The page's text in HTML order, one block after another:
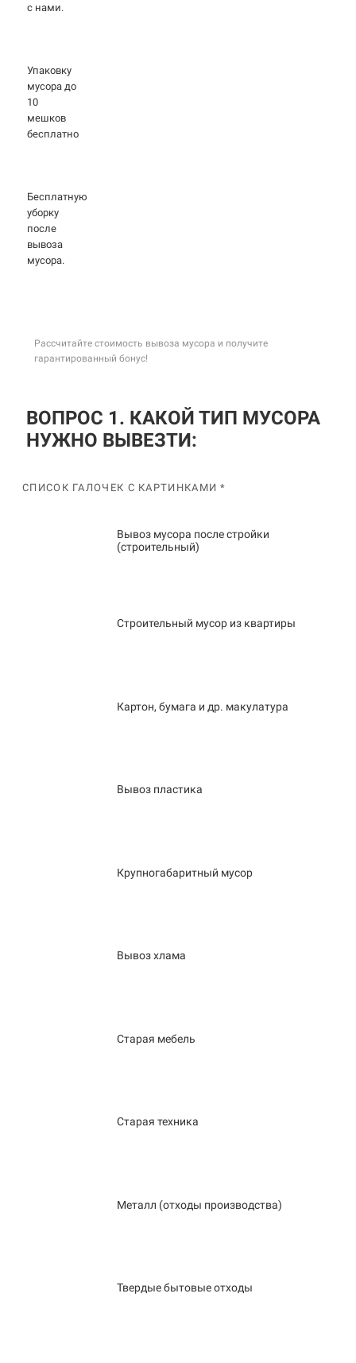
с нами.
Упаковку
мусора до
10
мешков
бесплатно
Бесплатную
уборку
после
вывоза
мусора.
Рассчитайте стоимость вывоза мусора и получите
гарантированный бонус!
ВОПРОС 1. КАКОЙ ТИП МУСОРА
НУЖНО ВЫВЕЗТИ:
СПИСОК ГАЛОЧЕК С КАРТИНКАМИ *
Вывоз мусора после стройки
(строительный)
Строительный мусор из квартиры
Картон, бумага и др. макулатура
Вывоз пластика
Крупногабаритный мусор
Вывоз хлама
Старая мебель
Старая техника
Металл (отходы производства)
Твердые бытовые отходы